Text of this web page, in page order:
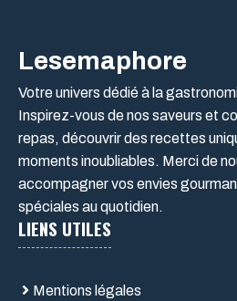
Lesemaphore
Votre univers dédié à la
Inspirez-vous de nos saveurs et
repas, découvrir des recettes
moments inoubliables. Merci de
accompagner vos envies
spéciales au quotidien.
LIENS UTILES
Mentions légales